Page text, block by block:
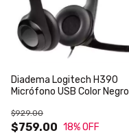
Diadema Logitech H390
Micrófono USB Color Negro
$759.00
$929.00
18% OFF